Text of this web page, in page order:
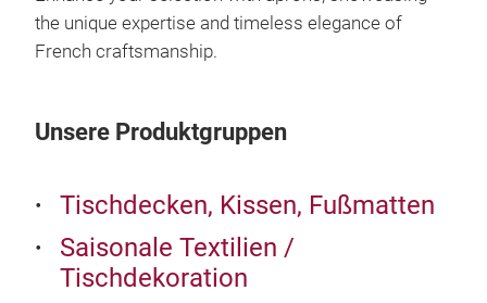
the unique expertise and timeless elegance of
French craftsmanship.
Unsere Produktgruppen
Tischdecken, Kissen, Fußmatten
Saisonale Textilien /
Tischdekoration